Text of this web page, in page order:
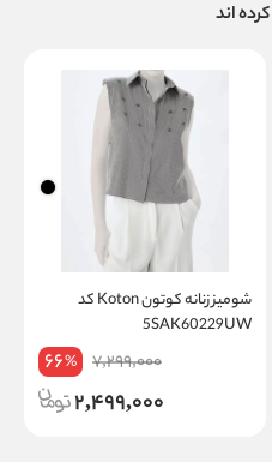
اند
شومیز زنانه کوتون Koton کد
5SAK60229UW
7,299,000
66%
2,499,000